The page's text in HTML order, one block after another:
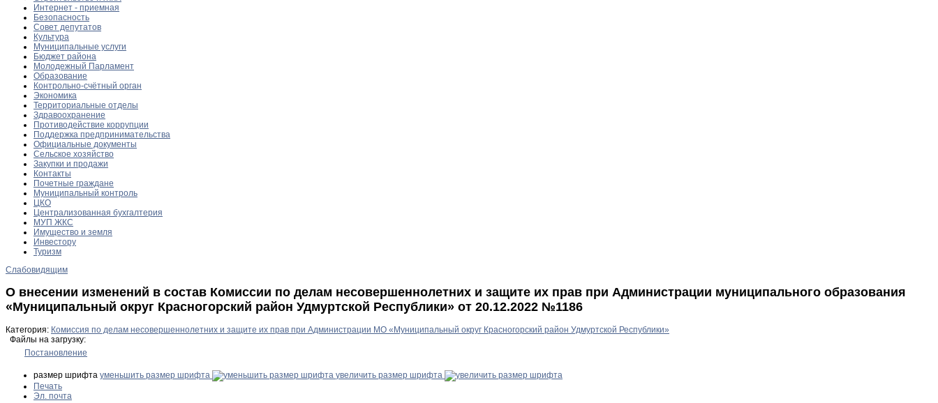
Интернет - приемная
Безопасность
Совет депутатов
Культура
Муниципальные услуги
Бюджет района
Молодежный Парламент
Образование
Контрольно-счётный орган
Экономика
Территориальные отделы
Здравоохранение
Противодействие коррупции
Поддержка предпринимательства
Официальные документы
Сельское хозяйство
Закупки и продажи
Контакты
Почетные граждане
Муниципальный контроль
ЦКО
Централизованная бухгалтерия
МУП ЖКС
Имущество и земля
Инвестору
Туризм
Слабовидящим
О внесении изменений в состав Комиссии по делам несовершеннолетних и защите их прав при Администрации муниципального образования
«Муниципальный округ Красногорский район Удмуртской Республики» от 20.12.2022 №1186
Категория: Комиссия по делам несовершеннолетних и защите их прав при Администрации МО «Муниципальный округ Красногорский район Удмуртской Республики»
Файлы на загрузку:
Постановление
размер шрифта уменьшить размер шрифта
увеличить размер шрифта
Печать
Эл. почта